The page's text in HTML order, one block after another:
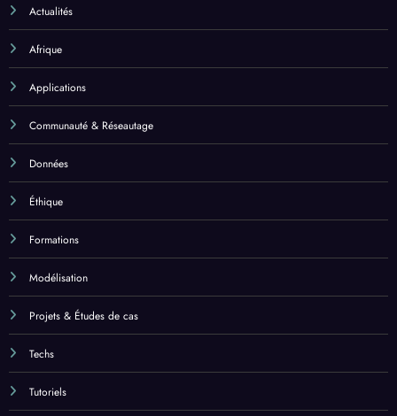
Actualités
Afrique
Applications
Communauté & Réseautage
Données
Éthique
Formations
Modélisation
Projets & Études de cas
Techs
Tutoriels